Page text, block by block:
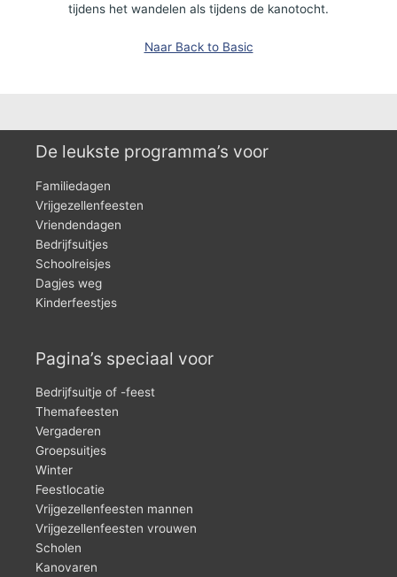
tijdens het wandelen als tijdens de kanotocht.
Naar Back to Basic
De leukste programma’s voor
Familiedagen
Vrijgezellenfeesten
Vriendendagen
Bedrijfsuitjes
Schoolreisjes
Dagjes weg
Kinderfeestjes
Pagina’s speciaal voor
Bedrijfsuitje of -feest
Themafeesten
Vergaderen
Groepsuitjes
Winter
Feestlocatie
Vrijgezellenfeesten mannen
Vrijgezellenfeesten vrouwen
Scholen
Kanovaren